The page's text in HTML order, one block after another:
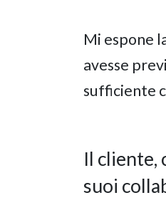
Mi espone
avesse
sufficiente
Il cliente,
suoi